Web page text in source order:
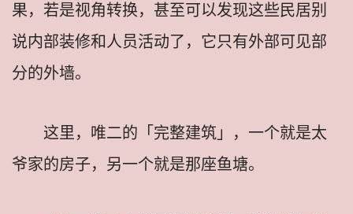
果，若是视角转换，甚至可以发现这些民居别
说内部装修和人员活动了，它只有外部可见部
分的外墙。
这里，唯二的「完整建筑」，一个就是太
爷家的房子，另一个就是那座鱼塘。